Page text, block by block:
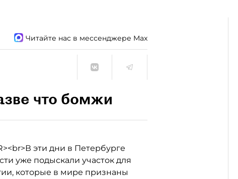
Читайте нас в мессенджере Max
что бомжи
эти дни в Петербурге
уже подыскали участок для
которые в мире признаны